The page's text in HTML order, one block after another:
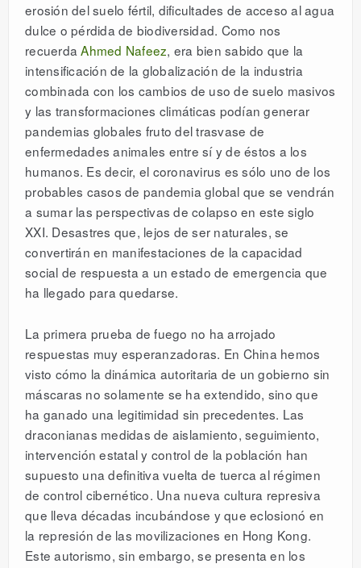
erosión del suelo fértil, dificultades de acceso al agua
dulce o pérdida de biodiversidad. Como nos
recuerdaAhmed Nafeez, era bien sabido que la
intensificación de la globalización de la industria
combinada con los cambios de uso de suelo masivos
y las transformaciones climáticas podían generar
pandemias globales fruto del trasvase de
enfermedades animales entre sí y de éstos a los
humanos. Es decir, el coronavirus es sólo uno de los
probables casos de pandemia global que se vendrán
a sumar las perspectivas de colapso en este siglo
XXI. Desastres que, lejos de ser naturales, se
convertirán en manifestaciones de la capacidad
social de respuesta a un estado de emergencia que
ha llegado para quedarse.
La primera prueba de fuego no ha arrojado
respuestas muy esperanzadoras. En China hemos
visto cómo la dinámica autoritaria de un gobierno sin
máscaras no solamente se ha extendido, sino que
ha ganado una legitimidad sin precedentes. Las
draconianas medidas de aislamiento, seguimiento,
intervención estatal y control de la población han
supuesto una definitiva vuelta de tuerca al régimen
de control cibernético. Una nueva cultura represiva
que lleva décadas incubándose y que eclosionó en
la represión de las movilizaciones en Hong Kong.
Este autorismo, sin embargo, se presenta en los